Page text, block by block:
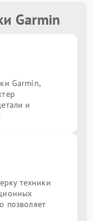
Garmin
Garmin,
и
техники
позволяет